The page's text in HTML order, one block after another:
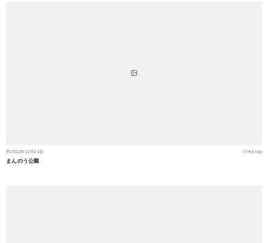
2011年12月24日 Hill top
まんのう公園